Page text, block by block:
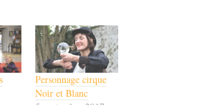
Personnage cirque
Noir et Blanc